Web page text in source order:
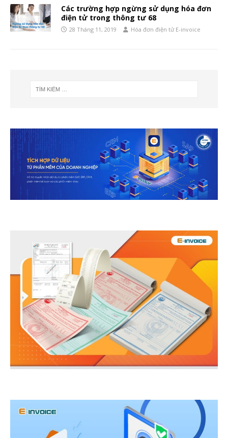
Các trường hợp ngừng sử dụng hóa đơn
điện tử trong thông tư 68
28 Tháng 11, 2019 Hóa đơn điện tử E-invoice